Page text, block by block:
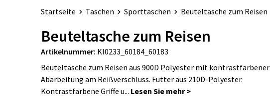
Startseite Taschen Sporttaschen Beuteltasche zum Reisen
Beuteltasche zum Reisen
Artikelnummer: KI0233_60184_60183
Beuteltasche zum Reisen aus 900D Polyester mit kontrastfarbener
Abarbeitung am Reißverschluss. Futter aus 210D-Polyester.
Kontrastfarbene Griffe u...